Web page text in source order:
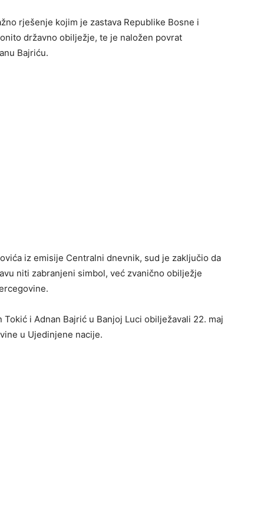
rješenje kojim je zastava Republike Bosne i
državno obilježje, te je naložen povrat
Bajriću.
iz emisije Centralni dnevnik, sud je zaključio da
niti zabranjeni simbol, već zvanično obilježje
i Adnan Bajrić u Banjoj Luci obilježavali 22. maj
u Ujedinjene nacije.